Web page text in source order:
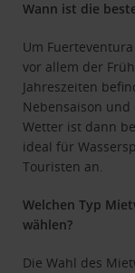
Wann ist die
Um
vor allem der
Jahreszeiten
Nebensaison
Wetter ist dann
ideal für
Touristen an.
Welchen Typ
wählen?
Die Wahl des